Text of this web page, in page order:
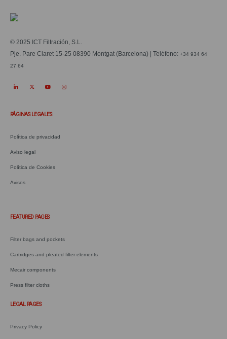
© 2025 ICT Filtración, S.L.
Pje. Pare Claret 15-25 08390 Montgat (Barcelona) | Teléfono: +34 934 64
27 64
PÁGINAS LEGALES
Política de privacidad
Aviso legal
Política de Cookies
Avisos
FEATURED PAGES
Filter bags and pockets
Cartridges and pleated filter elements
Mecair components
Press filter cloths
LEGAL PAGES
Privacy Policy